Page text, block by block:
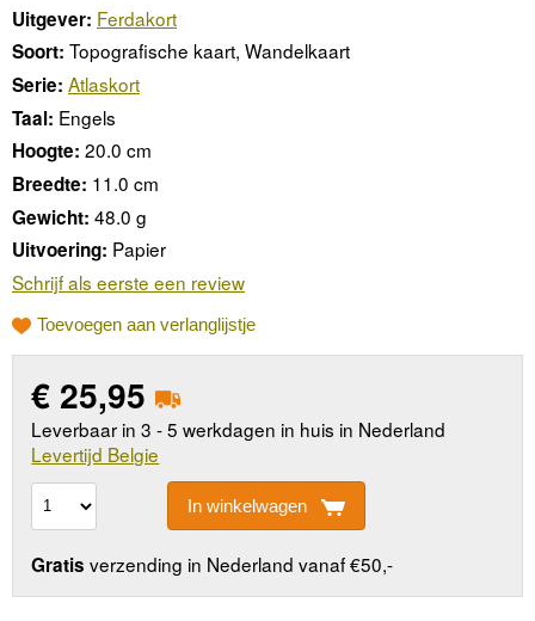
Uitgever: Ferdakort
Soort: Topografische kaart, Wandelkaart
Serie: Atlaskort
Taal: Engels
Hoogte: 20.0 cm
Breedte: 11.0 cm
Gewicht: 48.0 g
Uitvoering: Papier
Schrijf als eerste een review
Toevoegen aan verlanglijstje
€ 25,95
Leverbaar in 3 - 5 werkdagen in huis in Nederland
Levertijd Belgie
In winkelwagen
Gratis verzending in Nederland vanaf €50,-